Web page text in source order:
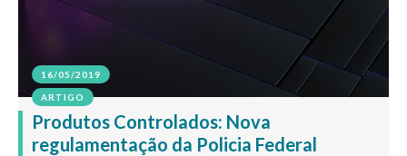
16/05/2019
ARTIGO
Produtos Controlados: Nova
regulamentação da Policia Federal